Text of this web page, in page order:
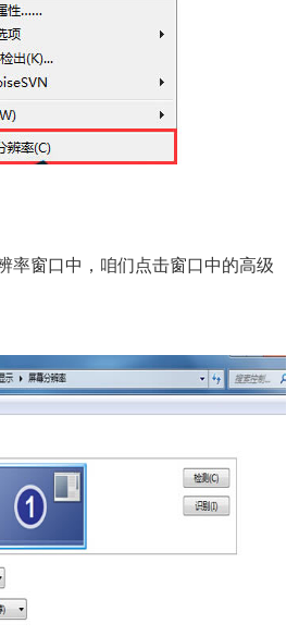
窗口中，咱们点击窗口中的高级